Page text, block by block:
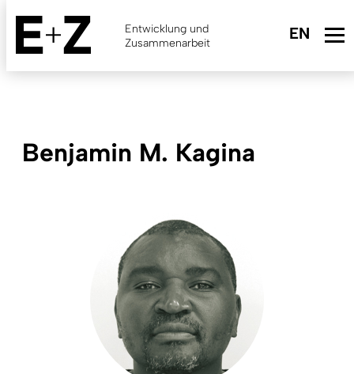
Skip
main
content
Entwicklung und
Zusammenarbeit
Benjamin M. Kagina